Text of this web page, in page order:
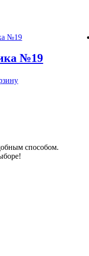
№19
способом.